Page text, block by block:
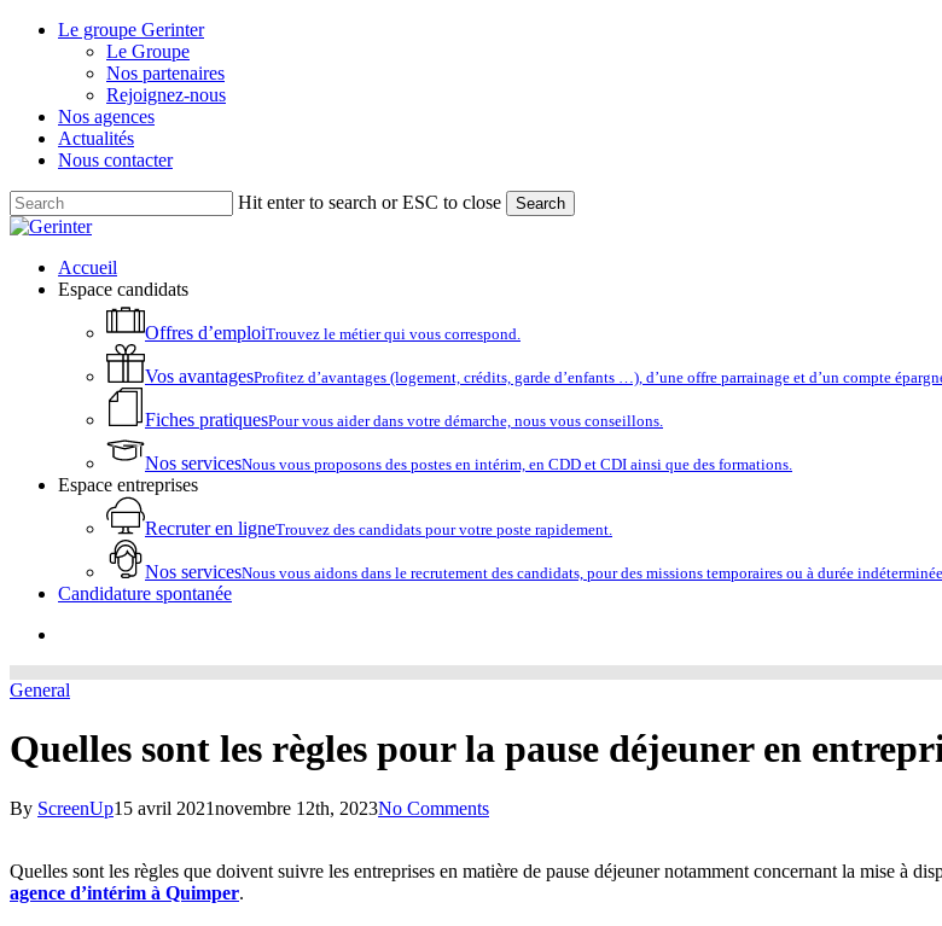
Skip
Le groupe Gerinter
Le Groupe
Nos partenaires
Rejoignez-nous
Nos agences
Actualités
Nous contacter
Hit enter to search or ESC to close Search
Close
account
Menu
Accueil
Espace candidats
Offres d’emploiTrouvez le métier qui vous correspond.
Vos avantagesProfitez d’avantages (logement, crédits, garde d’enfants …), d’une offre parrainage et d’un compte
Fiches pratiquesPour vous aider dans votre démarche, nous vous conseillons.
Nos servicesNous vous proposons des postes en intérim, en CDD et CDI ainsi que des formations.
Espace entreprises
Recruter en ligneTrouvez des candidats pour votre poste rapidement.
Nos servicesNous vous aidons dans le recrutement des candidats, pour des missions temporaires ou à durée
Candidature spontanée
General
Quelles sont les règles pour la pause déjeuner en
By ScreenUp15 avril 2021novembre 12th, 2023No Comments
Quelles sont les règles que doivent suivre les entreprises en matière de pause déjeuner notamment concernant la mise à
agence d’intérim à Quimper.